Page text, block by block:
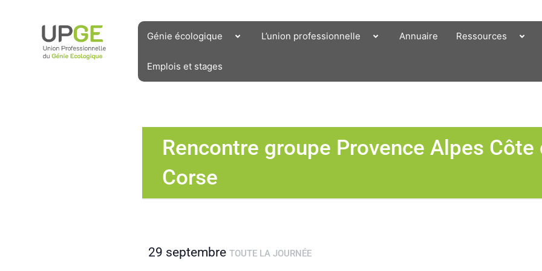
Génie écologique L’union professionnelle Annuaire Ressources
Emplois et stages
Rencontre groupe Provence Alpes Côte
Corse
29 septembre TOUTE LA JOURNÉE